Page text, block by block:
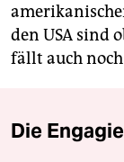
den USA sind
fällt auch
Die